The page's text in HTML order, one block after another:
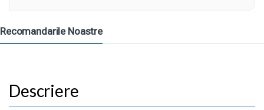
Recomandarile Noastre